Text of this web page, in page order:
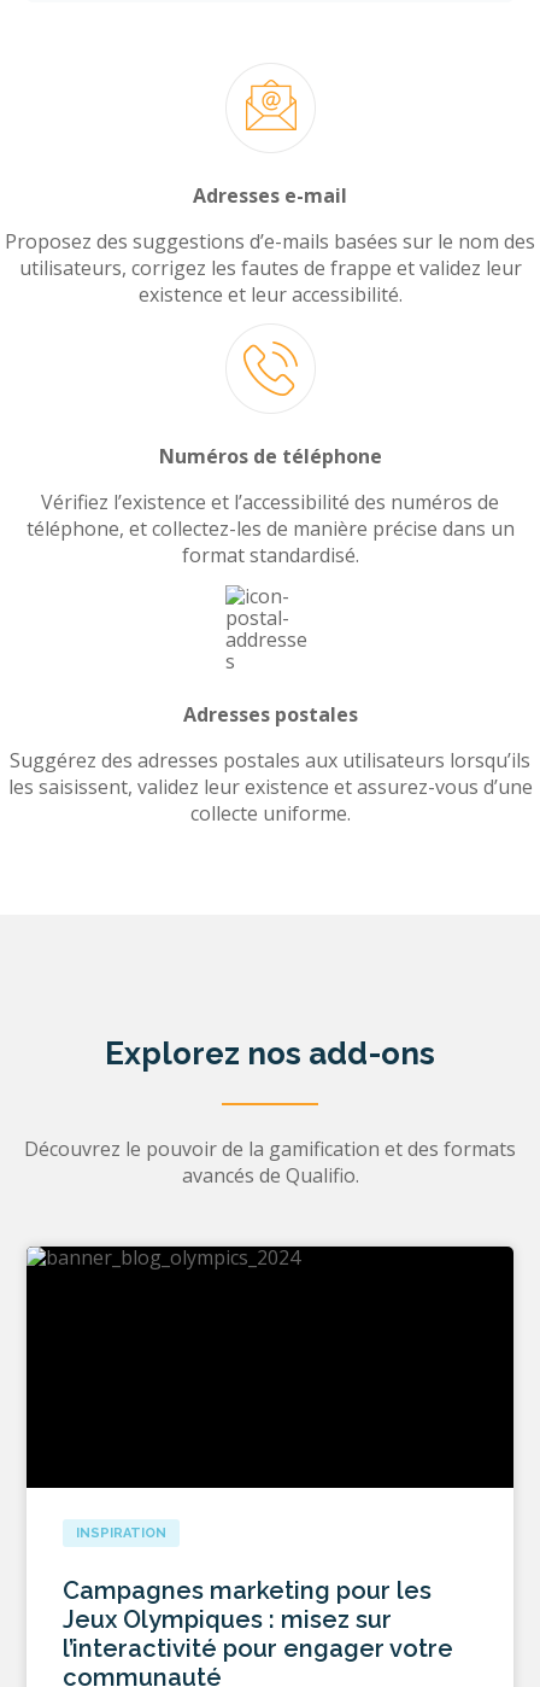
Adresses e-mail
Proposez des suggestions d’e-mails basées sur le nom des
utilisateurs, corrigez les fautes de frappe et validez leur
existence et leur accessibilité.
Numéros de téléphone
Vérifiez l’existence et l’accessibilité des numéros de
téléphone, et collectez-les de manière précise dans un
format standardisé.
Adresses postales
Suggérez des adresses postales aux utilisateurs lorsqu’ils
les saisissent, validez leur existence et assurez-vous d’une
collecte uniforme.
Explorez nos add-ons
Découvrez le pouvoir de la gamification et des formats
avancés de Qualifio.
INSPIRATION
Campagnes marketing pour les
Jeux Olympiques : misez sur
l’interactivité pour engager votre
communauté